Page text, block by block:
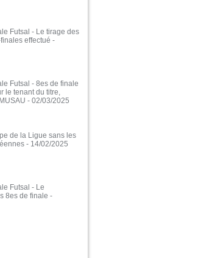
Futsal - Le tirage des
effectué -
Futsal - 8es de finale
le tenant du titre,
- 02/03/2025
de la Ligue sans les
- 14/02/2025
Futsal - Le
8es de finale -